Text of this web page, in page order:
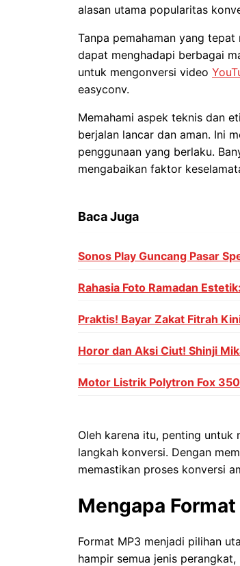
alasan utama popularitas
Tanpa pemahaman yang
dapat menghadapi berbagai
untuk mengonversi video
easyconv.
Memahami aspek teknis dan
berjalan lancar dan aman. Ini
penggunaan yang berlaku.
mengabaikan faktor
Baca Juga
Sonos Play Guncang Pasar
Rahasia Foto Ramadan
Praktis! Bayar Zakat Fitrah
Horor dan Aksi Ciut! Shinji
Motor Listrik Polytron Fox
Oleh karena itu, penting
langkah konversi. Dengan
memastikan proses konversi
Mengapa
Format MP3 menjadi pilihan
hampir semua jenis perangkat,